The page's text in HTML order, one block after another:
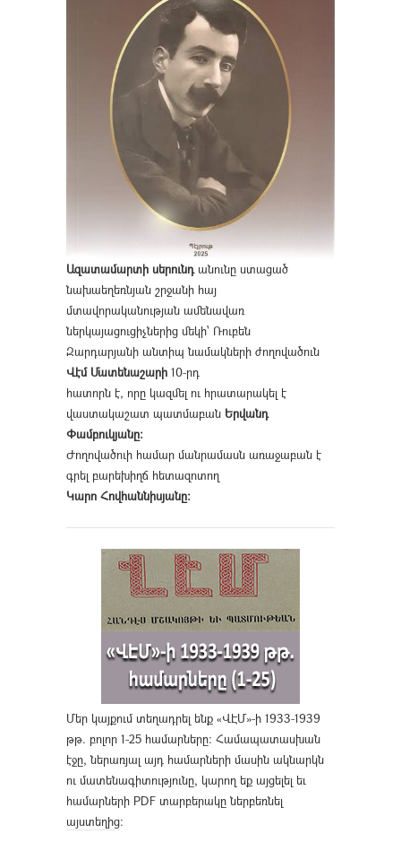
Ազատամարտի սերունդանունը ստացած
նախաեղեռնյան շրջանի հայ
մտավորականության ամենավառ
ներկայացուցիչներից մեկի՝ Ռուբեն
Զարդարյանի անտիպ նամակների ժողովածուն
Վէմ Մատենաշարի 10-րդ
հատորն է, որը կազմել ու հրատարակել է
վաստակաշատ պատմաբան Երվանդ
Փամբուկյանը։
Ժողովածուի համար մանրամասն առաջաբան է
գրել բարեխիղճ հետազոտող
Կարո Հովհաննիսյանը։
Մեր կայքում տեղադրել ենք «ՎԷՄ»-ի 1933-1939
թթ. բոլոր 1-25 համարները։ Համապատասխան
էջը, ներառյալ այդ համարների մասին ակնարկն
ու մատենագիտությունը, կարող եք այցելել եւ
համարների PDF տարբերակը ներբեռնել
այստեղից։